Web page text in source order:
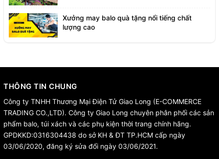
Xưởng may balo quà tặng nổi tiếng chất
lượng cao
THÔNG TIN CHUNG
Công ty TNHH Thương Mại Điện Tử Giao Long (E-COMMERCE
TRADING CO.,LTD). Công ty Giao Long chuyên phân phối các sản
phẩm balo, túi xách và các phụ kiện thời trang chính hãng.
GPDKKD:0316304438 do sở KH & ĐT TP.HCM cấp ngày
03/06/2020, đăng ký sửa đổi ngày 03/06/2021.